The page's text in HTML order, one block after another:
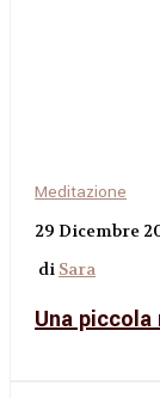
Meditazione
29 Dicembre
di Sara
Una